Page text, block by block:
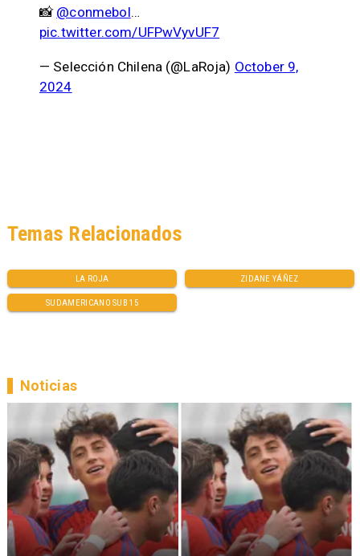
📸 @conmebol…
pic.twitter.com/UFPwVyvUF7
— Selección Chilena (@LaRoja) October 9,
2024
LA ROJA ZIDANE YÁÑEZ
SUDAMERICANO SUB 15
Temas Relacionados
Noticias